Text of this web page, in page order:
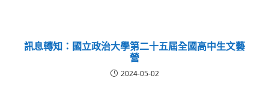
訊息轉知：國立政治大學第二十五屆全國高中生文藝
營
2024-05-02